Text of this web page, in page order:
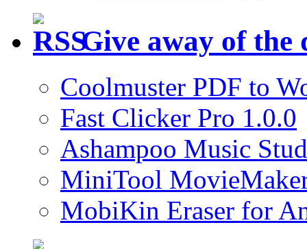
Give away of the
Coolmuster PDF to
Fast Clicker Pro 1.0.0
Ashampoo Music
MiniTool
MobiKin Eraser for